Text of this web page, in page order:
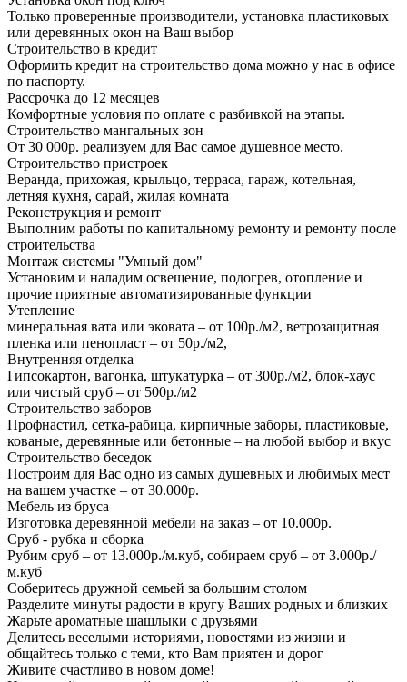
Только проверенные производители, установка пластиковых
или деревянных окон на Ваш выбор
Строительство в кредит
Оформить кредит на строительство дома можно у нас в офисе
по паспорту.
Рассрочка до 12 месяцев
Комфортные условия по оплате с разбивкой на этапы.
Строительство мангальных зон
От 30 000р. реализуем для Вас самое душевное место.
Строительство пристроек
Веранда, прихожая, крыльцо, терраса, гараж, котельная,
летняя кухня, сарай, жилая комната
Реконструкция и ремонт
Выполним работы по капитальному ремонту и ремонту после
строительства
Монтаж системы "Умный дом"
Установим и наладим освещение, подогрев, отопление и
прочие приятные автоматизированные функции
Утепление
минеральная вата или эковата – от 100р./м2, ветрозащитная
пленка или пенопласт – от 50р./м2,
Внутренняя отделка
Гипсокартон, вагонка, штукатурка – от 300р./м2, блок-хаус
или чистый сруб – от 500р./м2
Строительство заборов
Профнастил, сетка-рабица, кирпичные заборы, пластиковые,
кованые, деревянные или бетонные – на любой выбор и вкус
Строительство беседок
Построим для Вас одно из самых душевных и любимых мест
на вашем участке – от 30.000р.
Мебель из бруса
Изготовка деревянной мебели на заказ – от 10.000р.
Сруб - рубка и сборка
Рубим сруб – от 13.000р./м.куб, собираем сруб – от 3.000р./
м.куб
Соберитесь дружной семьей за большим столом
Разделите минуты радости в кругу Ваших родных и близких
Жарьте ароматные шашлыки с друзьями
Делитесь веселыми историями, новостями из жизни и
общайтесь только с теми, кто Вам приятен и дорог
Живите счастливо в новом доме!